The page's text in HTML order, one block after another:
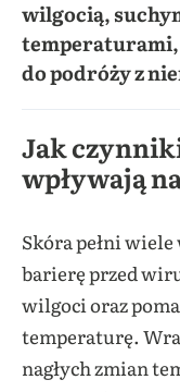
wilgocią,
temperaturami,
do podróży z
Jak
wpływają
Skóra pełni
barierę przed
wilgoci oraz
temperaturę.
nagłych zmian